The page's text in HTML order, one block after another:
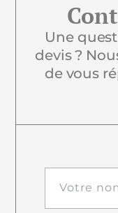
Une
devis ?
de vous